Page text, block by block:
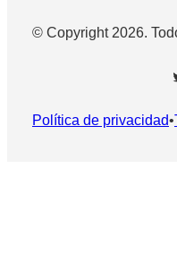
© Copyright 2026.
Twitter
Política de privacidad•